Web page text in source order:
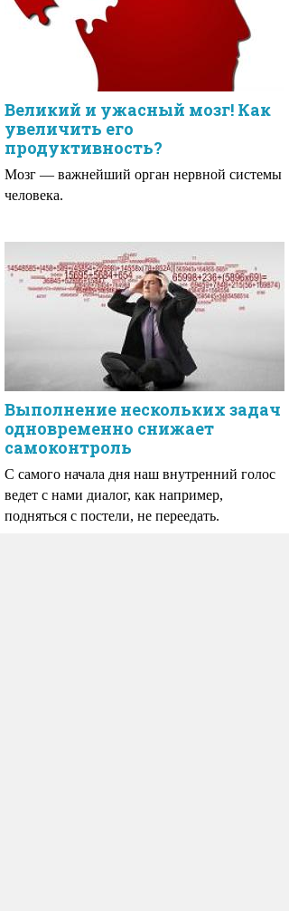
Великий и ужасный мозг! Как
увеличить его
продуктивность?
Мозг — важнейший орган нервной системы
человека.
Выполнение нескольких задач
одновременно снижает
самоконтроль
С самого начала дня наш внутренний голос
ведет с нами диалог, как например,
подняться с постели, не переедать.